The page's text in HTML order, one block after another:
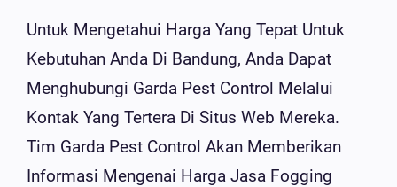
Untuk Mengetahui Harga Yang Tepat Untuk
Kebutuhan Anda Di Bandung, Anda Dapat
Menghubungi Garda Pest Control Melalui
Kontak Yang Tertera Di Situs Web Mereka.
Tim Garda Pest Control Akan Memberikan
Informasi Mengenai Harga Jasa Fogging